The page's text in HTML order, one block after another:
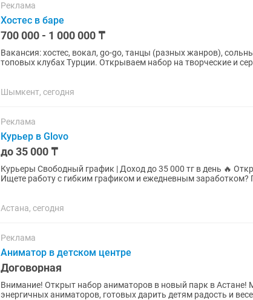
Реклама
Хостес в баре
700 000 - 1 000 000 ₸
Вакансия: хостес, вокал, go-go, танцы (разных жанров),
топовых клубах Турции. Открываем набор на творческие и сервисные позиции в Турции.
Шымкент, сегодня
Реклама
Курьер в Glovo
до 35 000 ₸
Курьеры Свободный график | Доход до 35 000 тг в день 🔥 Открыт набор курьеров в Glovo!
Ищете работу с гибким графиком и ежедневным заработком?
Астана, сегодня
Реклама
Аниматор в детском центре
Договорная
Внимание! Открыт набор аниматоров в новый парк в Астане! Мы ищем активных и
энергичных аниматоров, готовых дарить детям радость и веселье! Что мы